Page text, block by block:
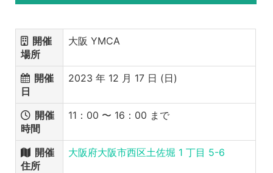
開催
場所
大阪 YMCA
開催
日
2023 年 12 月 17 日 (日)
開催
時間
11：00 〜 16：00 まで
開催
住所
大阪府大阪市西区土佐堀 1 丁目 5-6